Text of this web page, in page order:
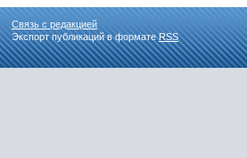
Связь с редакцией
Экспорт публикаций в форматеRSS